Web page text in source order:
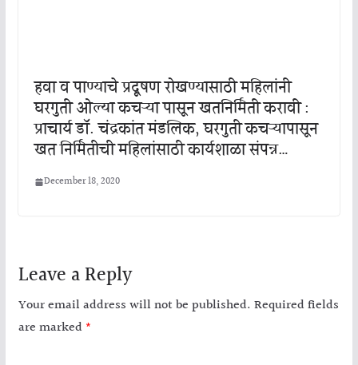
हवा व पाण्याचे प्रदूषण रोखण्यासाठी महिलांनी
घरगुती ओल्या कचऱ्या पासून खतनिर्मिती करावी :
प्राचार्य डॉ. चंद्रकांत मंडलिक, घरगुती कचऱ्यापासून
खत निर्मितीची महिलांसाठी कार्यशाळा संपन्न…
December 18, 2020
Leave a Reply
Your email address will not be published. Required fields
are marked *